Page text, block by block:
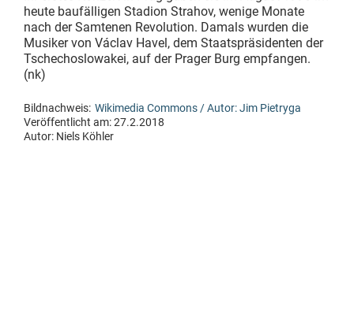
heute baufälligen Stadion Strahov, wenige Monate
nach der Samtenen Revolution. Damals wurden die
Musiker von Václav Havel, dem Staatspräsidenten der
Tschechoslowakei, auf der Prager Burg empfangen.
(nk)
Bildnachweis: Wikimedia Commons / Autor: Jim Pietryga
Veröffentlicht am: 27.2.2018
Autor: Niels Köhler